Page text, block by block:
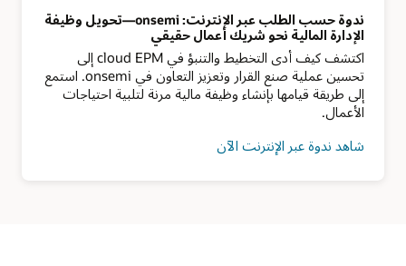
ندوة حسب الطلب عبر الإنترنت: onsemi—تحويل وظيفة
الإدارة المالية نحو شريك أعمال حقيقي
اكتشف كيف أدى التخطيط والتنبؤ في cloud EPM إلى
تحسين عملية صنع القرار وتعزيز التعاون في onsemi. استمع
إلى طريقة قيامها بإنشاء وظيفة مالية مرنة لتلبية احتياجات
الأعمال.
شاهد ندوة عبر الإنترنت الآن